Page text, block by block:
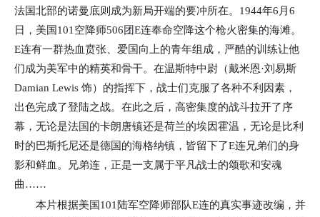
法国北部的诺曼底则成为新局开端的要冲所在。1944年6月6
日，美国101空降师506团E连奉命空降这个枪火密集的海滩。
E连有一群热血贲张、爱国向上的青年组成，严酷的训练让他
们成为美军中的精英和骨干。在温斯特中尉（戴米恩·刘易斯
Damian Lewis 饰）的指挥下，战士们克服了各种不利因素，
出色完成了登陆之战。在此之后，高密集度的战斗拉开了序
幕，无论是法国的卡朗唐镇还是荷兰的埃因霍温，无论是比利
时的巴斯托尼还是德国的海格纳镇，皆留下了E连兄弟们的身
影和鲜血。兄弟连，正是一支属于平凡战士的颂歌和安魂
曲……
本片根据美国101陆军空降师部队E连的真实事迹改编，并